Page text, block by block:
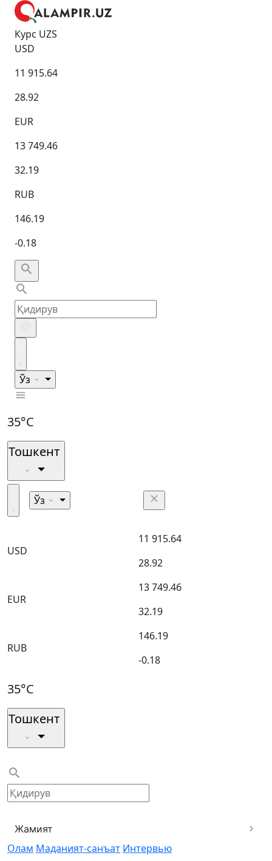
Курс UZS
USD
11 915.64
28.92
EUR
13 749.46
32.19
RUB
146.19
-0.18
Ўз
35°C
Тошкент
Ўз
USD
11 915.64
28.92
EUR
13 749.46
32.19
RUB
146.19
-0.18
35°C
Тошкент
Жамият
Олам Маданият-санъат Интервью